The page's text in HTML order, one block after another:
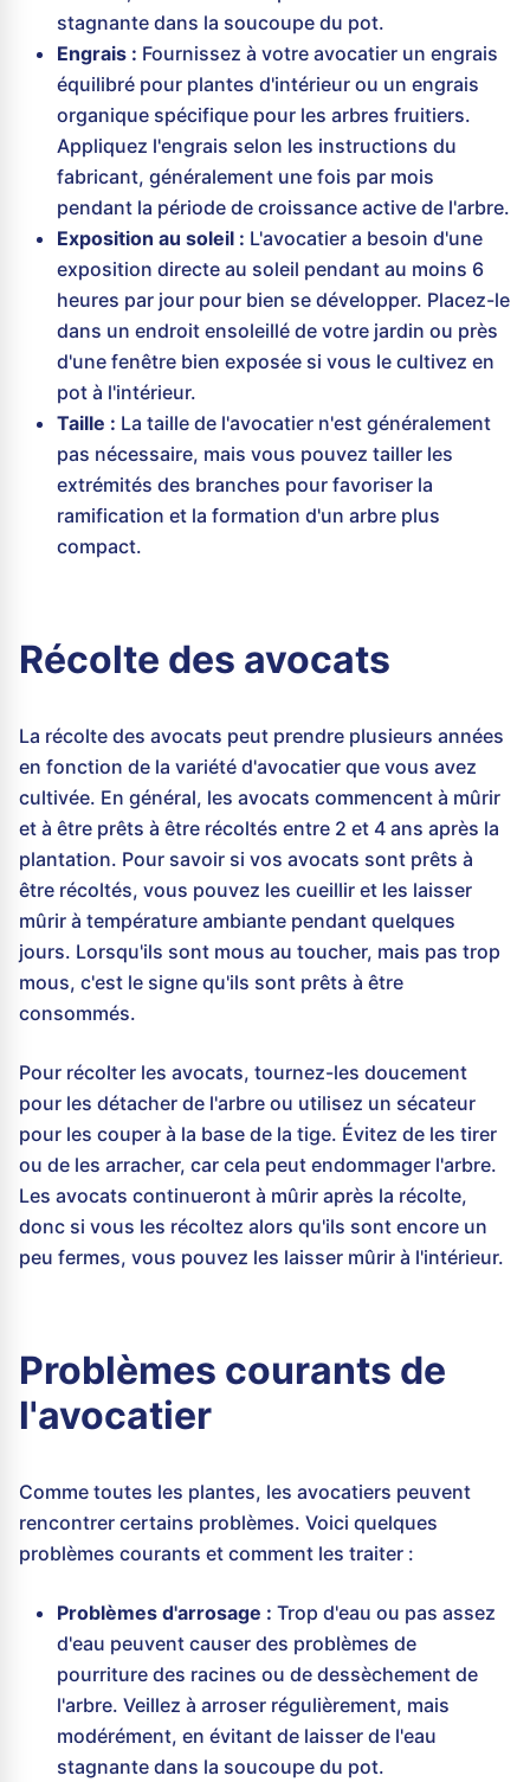
stagnante dans la soucoupe du pot.
Engrais : Fournissez à votre avocatier un engrais
équilibré pour plantes d'intérieur ou un engrais
organique spécifique pour les arbres fruitiers.
Appliquez l'engrais selon les instructions du
fabricant, généralement une fois par mois
pendant la période de croissance active de l'arbre.
Exposition au soleil : L'avocatier a besoin d'une
exposition directe au soleil pendant au moins 6
heures par jour pour bien se développer. Placez-le
dans un endroit ensoleillé de votre jardin ou près
d'une fenêtre bien exposée si vous le cultivez en
pot à l'intérieur.
Taille : La taille de l'avocatier n'est généralement
pas nécessaire, mais vous pouvez tailler les
extrémités des branches pour favoriser la
ramification et la formation d'un arbre plus
compact.
Récolte des avocats
La récolte des avocats peut prendre plusieurs années
en fonction de la variété d'avocatier que vous avez
cultivée. En général, les avocats commencent à mûrir
et à être prêts à être récoltés entre 2 et 4 ans après la
plantation. Pour savoir si vos avocats sont prêts à
être récoltés, vous pouvez les cueillir et les laisser
mûrir à température ambiante pendant quelques
jours. Lorsqu'ils sont mous au toucher, mais pas trop
mous, c'est le signe qu'ils sont prêts à être
consommés.
Pour récolter les avocats, tournez-les doucement
pour les détacher de l'arbre ou utilisez un sécateur
pour les couper à la base de la tige. Évitez de les tirer
ou de les arracher, car cela peut endommager l'arbre.
Les avocats continueront à mûrir après la récolte,
donc si vous les récoltez alors qu'ils sont encore un
peu fermes, vous pouvez les laisser mûrir à l'intérieur.
Problèmes courants de
l'avocatier
Comme toutes les plantes, les avocatiers peuvent
rencontrer certains problèmes. Voici quelques
problèmes courants et comment les traiter :
Problèmes d'arrosage : Trop d'eau ou pas assez
d'eau peuvent causer des problèmes de
pourriture des racines ou de dessèchement de
l'arbre. Veillez à arroser régulièrement, mais
modérément, en évitant de laisser de l'eau
stagnante dans la soucoupe du pot.